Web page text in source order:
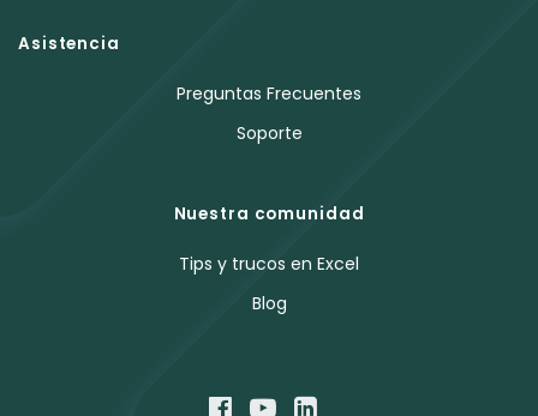
Asistencia
Preguntas Frecuentes
Soporte
Nuestra comunidad
Tips y trucos en Excel
Blog